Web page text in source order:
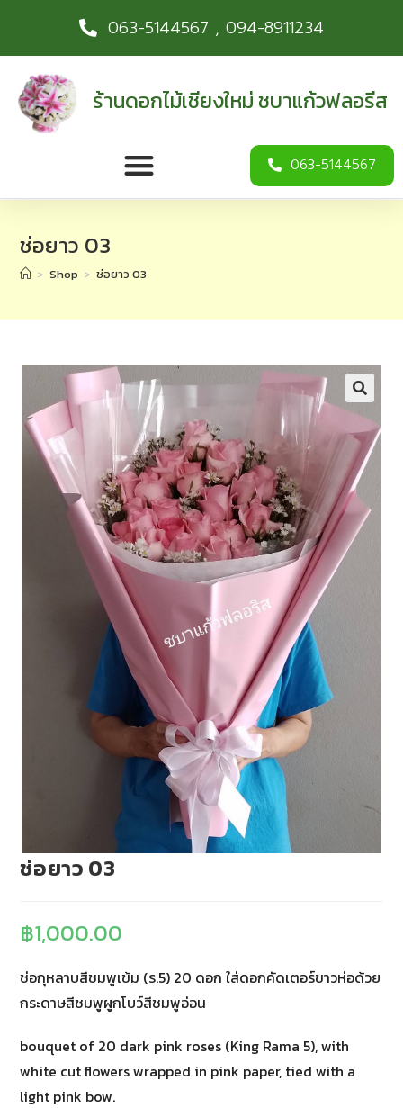
063-5144567 , 094-8911234
ร้านดอกไม้เชียงใหม่ ชบาแก้วฟลอรีส
063-5144567
ช่อยาว 03
> Shop > ช่อยาว 03
ช่อยาว 03
฿1,000.00
ช่อกุหลาบสีชมพูเข้ม (ร.5) 20 ดอก ใส่ดอกคัดเตอร์ขาวห่อด้วย
กระดาษสีชมพูผูกโบว์สีชมพูอ่อน
bouquet of 20 dark pink roses (King Rama 5), ​​with
white cut flowers wrapped in pink paper, tied with a
light pink bow.